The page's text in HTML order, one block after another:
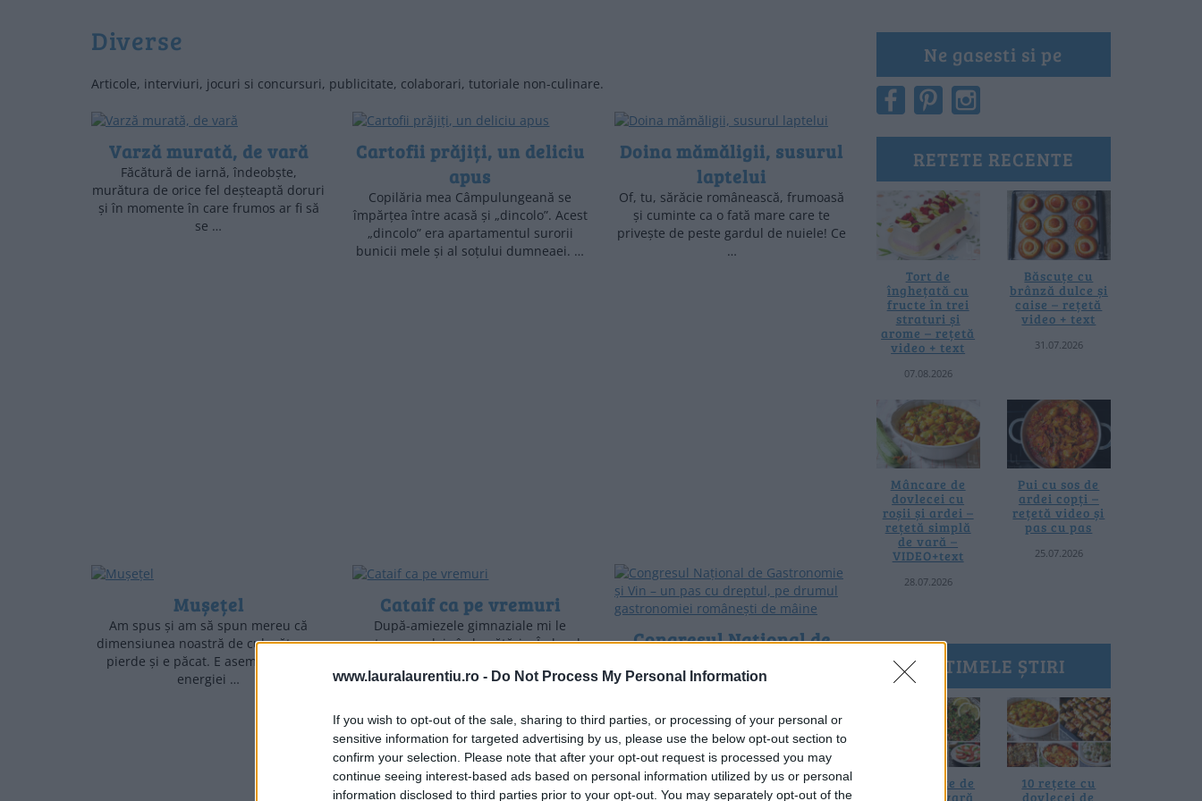
www.lauralaurentiu.ro - Do Not Process My Personal Information
If you wish to opt-out of the sale, sharing to third parties, or processing of your personal or
sensitive information for targeted advertising by us, please use the below opt-out section to
confirm your selection. Please note that after your opt-out request is processed you may
continue seeing interest-based ads based on personal information utilized by us or personal
information disclosed to third parties prior to your opt-out. You may separately opt-out of the
diverse
Articole, interviuri, jocuri si concursuri, publicitate, colaborari, tutoriale non-culinare.
Varză murată, de vară
Făcătură de iarnă, îndeobște,
murătura de orice fel deșteaptă doruri
și în momente în care frumos ar fi să
se …
Cartofii prăjiți, un deliciu
apus
Copilăria mea Câmpulungeană se
împărțea între acasă și „dincolo”. Acest
„dincolo” era apartamentul surorii
bunicii mele și al soțului dumneaei. …
Doina mămăligii, susurul
laptelui
Of, tu, sărăcie românească, frumoasă
și cuminte ca o fată mare care te
privește de peste gardul de nuiele! Ce
…
Mușețel
Am spus și am să spun mereu că
dimensiunea noastră de culegător se
pierde și e păcat. E asemănătoare
energiei …
Cataif ca pe vremuri
După-amiezele gimnaziale mi le
petreceam deja în bucătărie. În locul
vedeam de …
Congresul Național de
Gastronomie și Vin – un
pas cu dreptul, pe drumul
gastronomiei românești
de mâine
A trecut ceva timp de când m-
am alăturat poate celei mai frumoase
și mai pasionate comunități din
Ne gasesti si pe
RETETE RECENTE
Tort de
înghețată cu
fructe în trei
straturi și
arome – rețetă
video + text
07.08.2026
Băscuțe cu
brânză dulce și
caise – rețetă
video + text
31.07.2026
Mâncare de
dovlecei cu
roșii și ardei –
rețetă simplă
de vară –
VIDEO+text
28.07.2026
Pui cu sos de
ardei copți –
rețetă video și
pas cu pas
25.07.2026
ULTIMELE ȘTIRI
20 de rețete de
salate de vară
10 rețete cu
dovlecei de